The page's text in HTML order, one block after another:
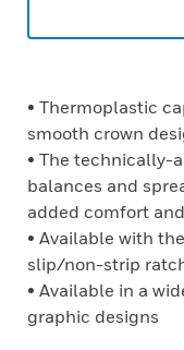
• Thermoplastic
smooth crown
• The technically-
balances and
added comfort
• Available with
slip/non-strip
• Available in a
graphic designs